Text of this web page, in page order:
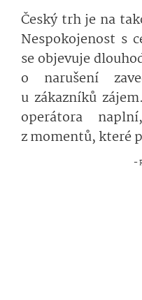
Český trh je na
Nespokojenost s
se objevuje
o narušení
u zákazníků
operátora
z momentů, které